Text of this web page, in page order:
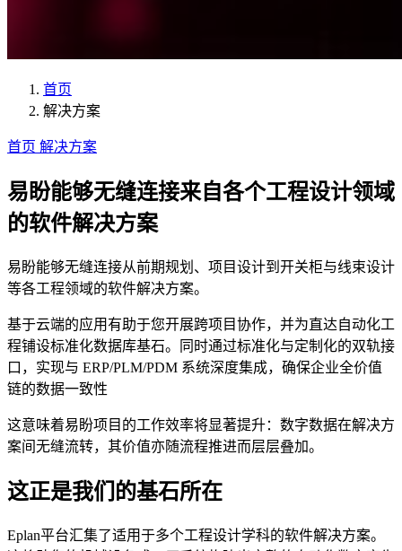
首页
解决方案
首页 解决方案
易盼能够无缝连接来自各个工程设计领域
的软件解决方案
易盼能够无缝连接从前期规划、项目设计到开关柜与线束设计
等各工程领域的软件解决方案。
基于云端的应用有助于您开展跨项目协作，并为直达自动化工
程铺设标准化数据库基石。同时通过标准化与定制化的双轨接
口，实现与 ERP/PLM/PDM 系统深度集成，确保企业全价值
链的数据一致性
这意味着易盼项目的工作效率将显著提升：数字数据在解决方
案间无缝流转，其价值亦随流程推进而层层叠加。
这正是我们的基石所在
Eplan平台汇集了适用于多个工程设计学科的软件解决方案。